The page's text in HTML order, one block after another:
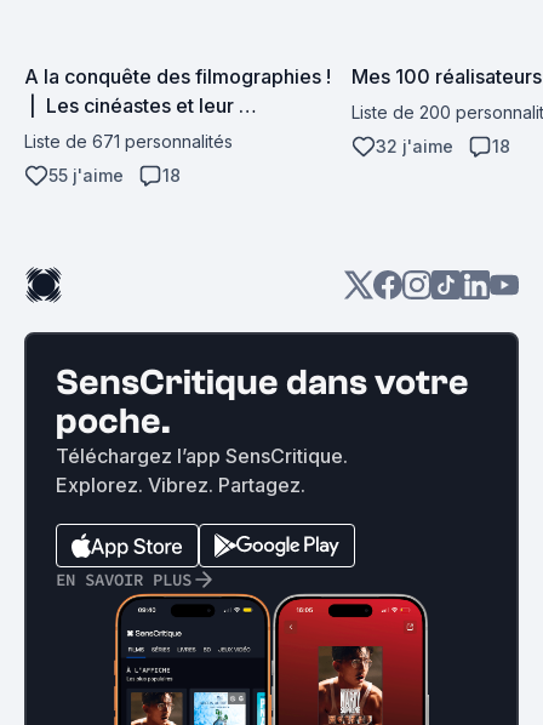
A la conquête des filmographies !
|  Les cinéastes et leur
filmographie
Liste de 671 personnalités
55 j'aime
18
Mes 100
Liste de 200
32 j'aime
18
SensCritique dans votre
poche.
Téléchargez l’app SensCritique.
Explorez. Vibrez. Partagez.
EN SAVOIR PLUS